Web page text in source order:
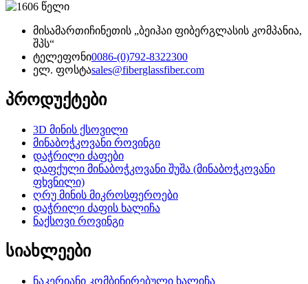
მისამართიჩინეთის „ბეიჰაი ფიბერგლასის კომპანია,
შპს“
ტელეფონი0086-(0)792-8322300
ელ. ფოსტაsales@fiberglassfiber.com
პროდუქტები
3D მინის ქსოვილი
მინაბოჭკოვანი როვინგი
დაჭრილი ძაფები
დაფქული მინაბოჭკოვანი შუშა (მინაბოჭკოვანი
ფხვნილი)
ღრუ მინის მიკროსფეროები
დაჭრილი ძაფის ხალიჩა
ნაქსოვი როვინგი
სიახლეები
ნაკერიანი კომბინირებული ხალიჩა